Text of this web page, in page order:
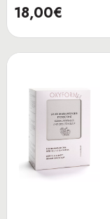
18,00€